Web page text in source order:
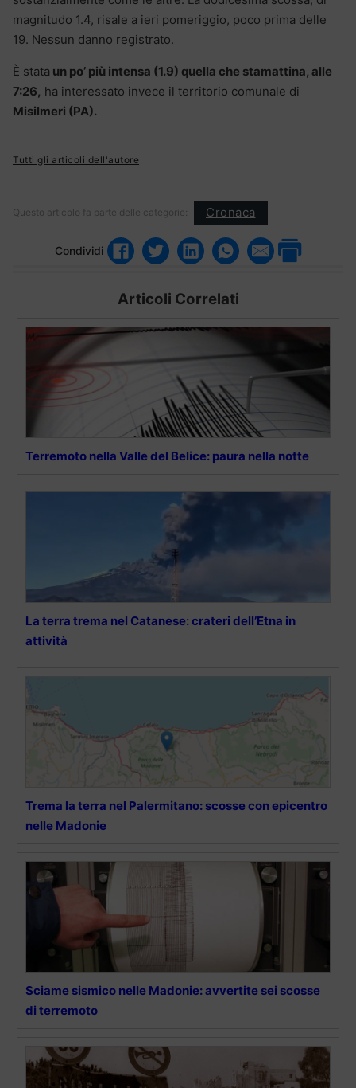
magnitudo 1.4, risale a ieri pomeriggio, poco prima delle
19. Nessun danno registrato.
È stata un po’ più intensa (1.9) quella che stamattina, alle
7:26, ha interessato invece il territorio comunale di
Misilmeri (PA).
Tutti gli articoli dell'autore
Questo articolo fa parte delle categorie: Cronaca
Condividi
Articoli Correlati
Terremoto nella Valle del Belice: paura nella notte
La terra trema nel Catanese: crateri dell’Etna in
attività
Trema la terra nel Palermitano: scosse con epicentro
nelle Madonie
Sciame sismico nelle Madonie: avvertite sei scosse
di terremoto